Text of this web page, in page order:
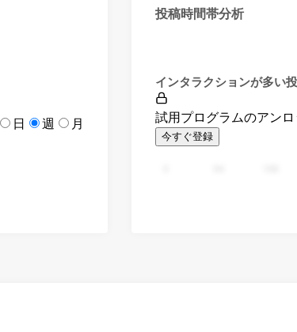
日 週 月
投稿時間帯分析
インタラクションが多い
試用プログラムのアンロ
今すぐ登録